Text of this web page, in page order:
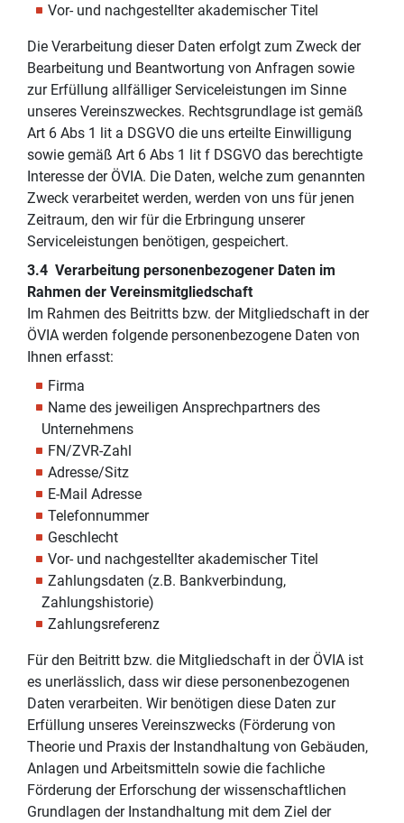
Vor- und nachgestellter akademischer Titel
Die Verarbeitung dieser Daten erfolgt zum Zweck der
Bearbeitung und Beantwortung von Anfragen sowie
zur Erfüllung allfälliger Serviceleistungen im Sinne
unseres Vereinszweckes. Rechtsgrundlage ist gemäß
Art 6 Abs 1 lit a DSGVO die uns erteilte Einwilligung
sowie gemäß Art 6 Abs 1 lit f DSGVO das berechtigte
Interesse der ÖVIA. Die Daten, welche zum genannten
Zweck verarbeitet werden, werden von uns für jenen
Zeitraum, den wir für die Erbringung unserer
Serviceleistungen benötigen, gespeichert.
3.4 Verarbeitung personenbezogener Daten im
Rahmen der Vereinsmitgliedschaft
Im Rahmen des Beitritts bzw. der Mitgliedschaft in der
ÖVIA werden folgende personenbezogene Daten von
Ihnen erfasst:
Firma
Name des jeweiligen Ansprechpartners des
Unternehmens
FN/ZVR-Zahl
Adresse/Sitz
E-Mail Adresse
Telefonnummer
Geschlecht
Vor- und nachgestellter akademischer Titel
Zahlungsdaten (z.B. Bankverbindung,
Zahlungshistorie)
Zahlungsreferenz
Für den Beitritt bzw. die Mitgliedschaft in der ÖVIA ist
es unerlässlich, dass wir diese personenbezogenen
Daten verarbeiten. Wir benötigen diese Daten zur
Erfüllung unseres Vereinszwecks (Förderung von
Theorie und Praxis der Instandhaltung von Gebäuden,
Anlagen und Arbeitsmitteln sowie die fachliche
Förderung der Erforschung der wissenschaftlichen
Grundlagen der Instandhaltung mit dem Ziel der